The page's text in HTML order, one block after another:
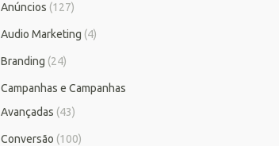
Anúncios (127)
Audio Marketing (4)
Branding (24)
Campanhas e Campanhas
Avançadas (43)
Conversão (100)